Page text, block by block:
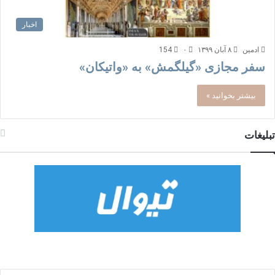
اخبار
ادمین ۸ آبان ۱۳۹۹ ۰ 154
سفر مجازی «گیلگمش» به «واتیکان»
بیشتر بخوانید »
تبلیغات